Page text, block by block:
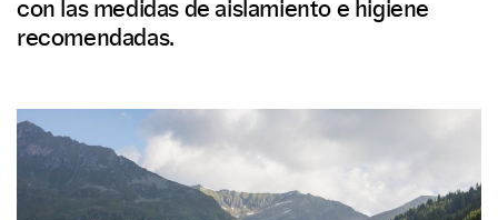
con las medidas de aislamiento e higiene
recomendadas.